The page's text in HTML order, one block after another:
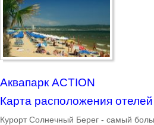
Аквапарк ACTION
Карта расположения отелей
Курорт Солнечный Берег - самый
Несебр
Аркутино
Дюны
Царево